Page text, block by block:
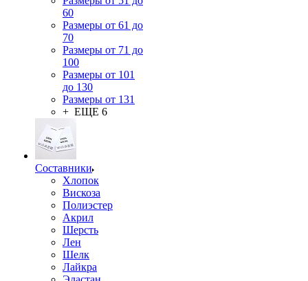
60
Размеры от 61 до
70
Размеры от 71 до
100
Размеры от 101
до 130
Размеры от 131
+ ЕЩЕ 6
Составники
Хлопок
Вискоза
Полиэстер
Акрил
Шерсть
Лен
Шелк
Лайкра